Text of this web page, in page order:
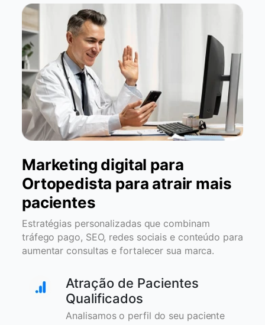
Marketing digital para
Ortopedista para atrair mais
pacientes
Estratégias personalizadas que combinam
tráfego pago, SEO, redes sociais e conteúdo para
aumentar consultas e fortalecer sua marca.
Atração de Pacientes
Qualificados
Analisamos o perfil do seu paciente